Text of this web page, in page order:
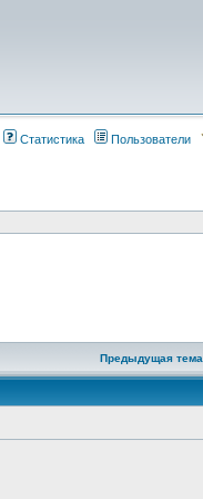
Статистика Пользователи
Предыдущая тема